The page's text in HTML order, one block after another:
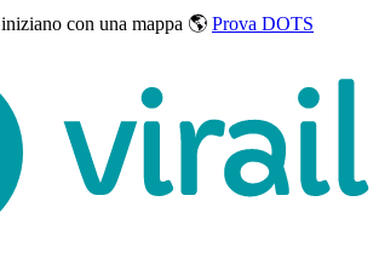
iniziano con una mappa 🌎 Prova DOTS